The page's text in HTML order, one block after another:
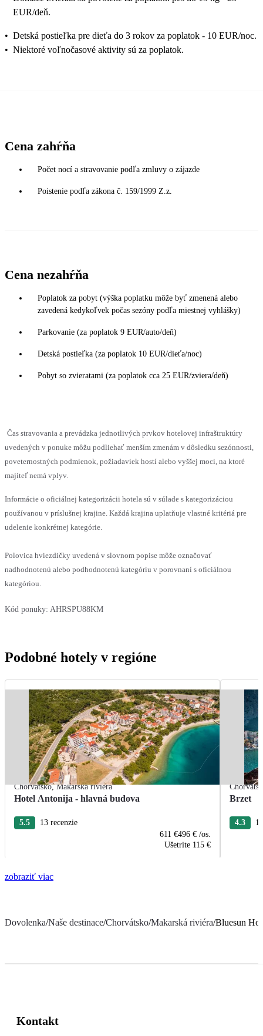
EUR/deň.
• Detská postieľka pre dieťa do 3 rokov za poplatok - 10 EUR/noc.
• Niektoré voľnočasové aktivity sú za poplatok.
Cena zahŕňa
Počet nocí a stravovanie podľa zmluvy o zájazde
Poistenie podľa zákona č. 159/1999 Z.z.
Cena nezahŕňa
Poplatok za pobyt (výška poplatku môže byť zmenená alebo
zavedená kedykoľvek počas sezóny podľa miestnej vyhlášky)
Parkovanie (za poplatok 9 EUR/auto/deň)
Detská postieľka (za poplatok 10 EUR/dieťa/noc)
Pobyt so zvieratami (za poplatok cca 25 EUR/zviera/deň)
Čas stravovania a prevádzka jednotlivých prvkov hotelovej infraštruktúry
uvedených v ponuke môžu podliehať menším zmenám v dôsledku sezónnosti,
poveternostných podmienok, požiadaviek hostí alebo vyššej moci, na ktoré
majiteľ nemá vplyv.
Informácie o oficiálnej kategorizácii hotela sú v súlade s kategorizáciou
používanou v príslušnej krajine. Každá krajina uplatňuje vlastné kritériá pre
udelenie konkrétnej kategórie.
Polovica hviezdičky uvedená v slovnom popise môže označovať
nadhodnotenú alebo podhodnotenú kategóriu v porovnaní s oficiálnou
kategóriou.
Kód ponuky: AHRSPU88KM
Podobné hotely v regióne
Chorvátsko,Makarská riviéra
Hotel Antonija - hlavná budova
5.5
13 recenzie
611 €496 € /os.
Ušetrite 115 €
Brzet
4.3
zobraziť viac
Dovolenka/Naše destinace/Chorvátsko/Makarská riviéra/Bluesun
Kontakt